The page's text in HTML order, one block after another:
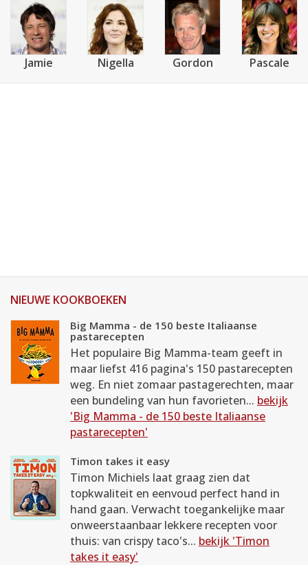
Jamie Nigella Gordon Pascale
NIEUWE KOOKBOEKEN
Big Mamma - de 150 beste Italiaanse
pastarecepten
Het populaire Big Mamma-team geeft in
maar liefst 416 pagina's 150 pastarecepten
weg. En niet zomaar pastagerechten, maar
een bundeling van hun favorieten... bekijk
'Big Mamma - de 150 beste Italiaanse
pastarecepten'
Timon takes it easy
Timon Michiels laat graag zien dat
topkwaliteit en eenvoud perfect hand in
hand gaan. Verwacht toegankelijke maar
onweerstaanbaar lekkere recepten voor
thuis: van crispy taco's... bekijk 'Timon
takes it easy'